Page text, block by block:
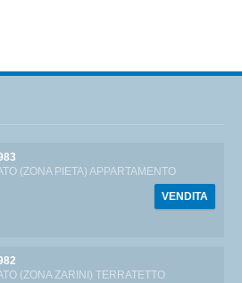
(ZONA PIETA) APPARTAMENTO
VENDITA
(ZONA ZARINI) TERRATETTO